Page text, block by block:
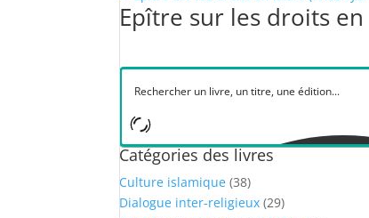
Epître sur les droits
Catégories des livres
Culture islamique (38)
Dialogue inter-religieux (29)